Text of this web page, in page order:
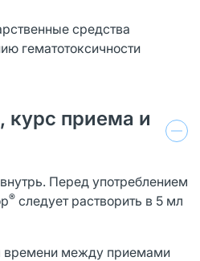
средства
гематотоксичности
курс приема и
Перед употреблением
® следует растворить в 5 мл
времени между приемами